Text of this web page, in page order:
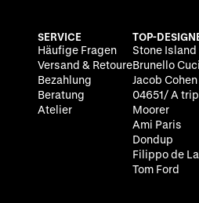
SERVICE
Häufige Fragen
Versand & Retoure
Bezahlung
Beratung
Atelier
TOP-
Stone Island
Brunello
Jacob Cohen
04651/ A
Moorer
Ami Paris
Dondup
Filippo de
Tom Ford